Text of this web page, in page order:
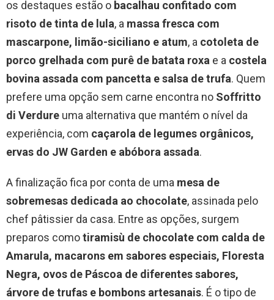
os destaques estão o bacalhau confitado com
risoto de tinta de lula, a massa fresca com
mascarpone, limão-siciliano e atum, a cotoleta de
porco grelhada com purê de batata roxa e a costela
bovina assada com pancetta e salsa de trufa. Quem
prefere uma opção sem carne encontra no Soffritto
di Verdure uma alternativa que mantém o nível da
experiência, com caçarola de legumes orgânicos,
ervas do JW Garden e abóbora assada.
A finalização fica por conta de uma mesa de
sobremesas dedicada ao chocolate, assinada pelo
chef pâtissier da casa. Entre as opções, surgem
preparos comotiramisù de chocolate com calda de
Amarula, macarons em sabores especiais, Floresta
Negra, ovos de Páscoa de diferentes sabores,
árvore de trufas e bombons artesanais. É o tipo de